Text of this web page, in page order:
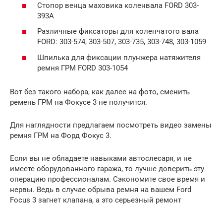
Стопор венца маховика коленвала FORD 303-
393A
Различные фиксаторы для коленчатого вала
FORD: 303-574, 303-507, 303-735, 303-748, 303-1059
Шпилька для фиксации плунжера натяжителя
ремня ГРМ FORD 303-1054
Вот без такого набора, как далее на фото, сменить
ремень ГРМ на Фокусе 3 не получится.
Для наглядности предлагаем посмотреть видео замены
ремня ГРМ на Форд Фокус 3.
Если вы не обладаете навыками автослесаря, и не
имеете оборудованного гаража, то лучше доверить эту
операцию профессионалам. Сэкономите свое время и
нервы. Ведь в случае обрыва ремня на вашем Ford
Focus 3 загнет клапана, а это серьезный ремонт